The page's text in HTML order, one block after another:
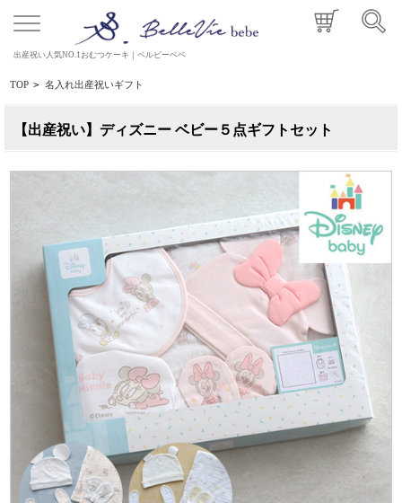
出産祝い人気NO.1おむつケーキ｜ベルビーベベ
TOP > 名入れ出産祝いギフト
【出産祝い】ディズニー ベビー５点ギフトセット